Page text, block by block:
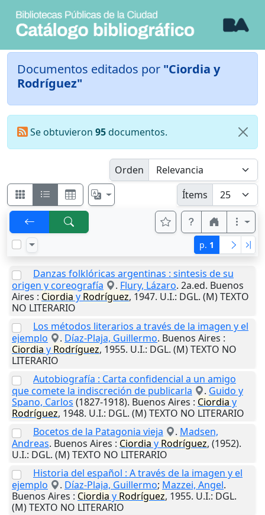
Documentos editados por "Ciordia y
Rodríguez"
Se obtuvieron 95documentos.
Orden
Ítems
p. 1
Danzas folklóricas argentinas : sintesis de su
origen y coreografía
. Flury, Lázaro. 2a.ed. Buenos
Aires : Ciordia y Rodríguez, 1947. U.I.: DGL. (M) TEXTO
NO LITERARIO
Los métodos literarios a través de la imagen y el
ejemplo
. Díaz-Plaja, Guillermo. Buenos Aires :
Ciordia y Rodríguez, 1955. U.I.: DGL. (M) TEXTO NO
LITERARIO
Autobiografía : Carta confidencial a un amigo
que comete la indiscreción de publicarla
. Guido y
Spano, Carlos (1827-1918). Buenos Aires : Ciordia y
Rodríguez, 1948. U.I.: DGL. (M) TEXTO NO LITERARIO
Bocetos de la Patagonia vieja
. Madsen,
Andreas. Buenos Aires : Ciordia y Rodríguez, (1952).
U.I.: DGL. (M) TEXTO NO LITERARIO
Historia del español : A través de la imagen y el
ejemplo
. Díaz-Plaja, Guillermo; Mazzei, Angel.
Buenos Aires : Ciordia y Rodríguez, 1955. U.I.: DGL.
(M) TEXTO NO LITERARIO